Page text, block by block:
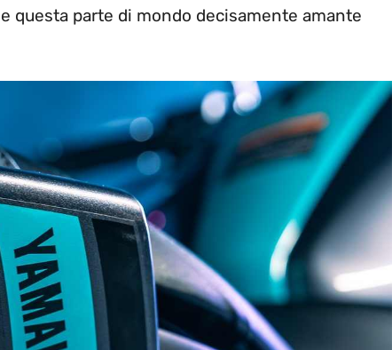
questa parte di mondo decisamente amante